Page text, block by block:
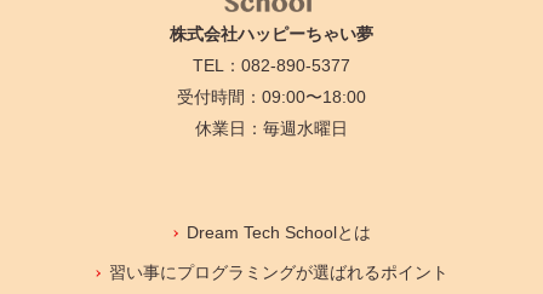
株式会社ハッピーちゃい夢
TEL：082-890-5377
受付時間：09:00〜18:00
休業日：毎週水曜日
Dream Tech Schoolとは
習い事にプログラミングが選ばれるポイント